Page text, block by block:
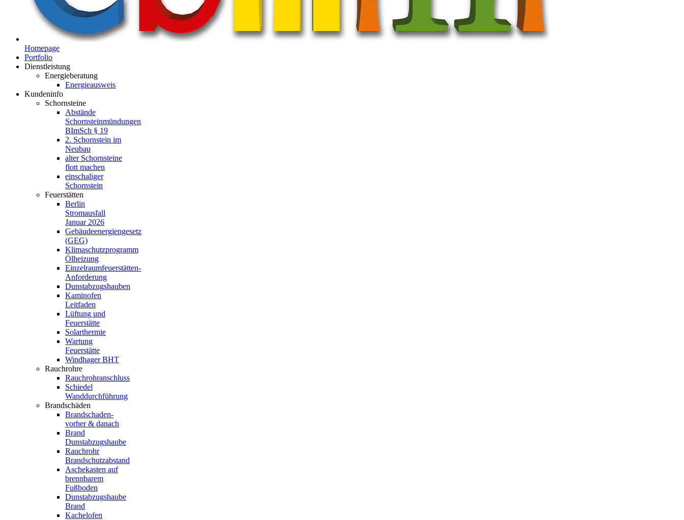
Homepage
Portfolio
Dienstleistung
Energieberatung
Energieausweis
Kundeninfo
Schornsteine
Abstände
Schornsteinmündungen
BImSch § 19
2. Schornstein im
Neubau
alter Schornsteine
flott machen
einschaliger
Schornstein
Feuerstätten
Berlin
Stromausfall
Januar 2026
Gebäudeenergiengesetz
(GEG)
Klimaschutzprogramm
Ölheizung
Einzelraumfeuerstätten-
Anforderung
Dunstabzugshauben
Kaminofen
Leitfaden
Lüftung und
Feuerstätte
Solarthermie
Wartung
Feuerstätte
Windhager BHT
Rauchrohre
Rauchrohranschluss
Schiedel
Wanddurchführung
Brandschäden
Brandschaden-
vorher & danach
Brand
Dunstabzugshaube
Rauchrohr
Brandschutzabstand
Aschekasten auf
brennbarem
Fußboden
Dunstabzugshaube
Brand
Kachelofen